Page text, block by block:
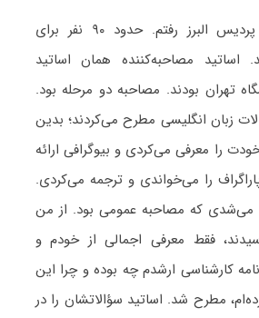
– من به مصاحبه پردیس البرز رفتم. حدود ۹۰ نفر برای
اساتید مصاحبه‌کننده همان اساتید
تهران بودند. مصاحبه دو مرحله بود.
زبان انگلیسی مطرح می‌کردند؛ بدین
را معرفی می‌کردی و بیوگرافی ارائه
را می‌خواندی و ترجمه می‌کردی.
می‌شدی که مصاحبه عمومی بود. از من
فقط معرفی اجمالی از خودم و
کارشناسی ارشدم چه بوده و چرا این
مطرح شد. اساتید سؤالاتشان را در